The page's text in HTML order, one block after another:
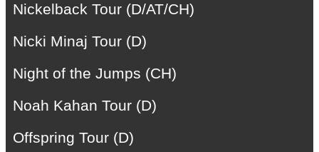
Nickelback Tour (D/AT/CH)
Nicki Minaj Tour (D)
Night of the Jumps (CH)
Noah Kahan Tour (D)
Offspring Tour (D)